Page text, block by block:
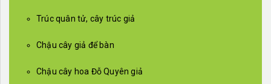
Trúc quân tử, cây trúc giả
Chậu cây giả để bàn
Chậu cây hoa Đỗ Quyên giả